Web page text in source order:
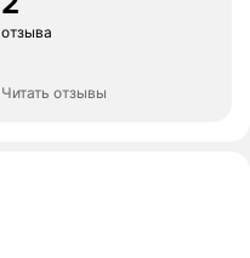
отзыва
Читать отзывы